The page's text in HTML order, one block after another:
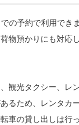
の予約で利用でき
物預かりにも対応
光タクシー、レ
るため、レンタカ
車の貸し出しは行